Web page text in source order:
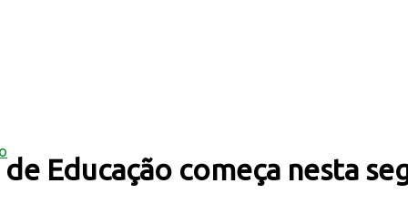
Educação começa nesta